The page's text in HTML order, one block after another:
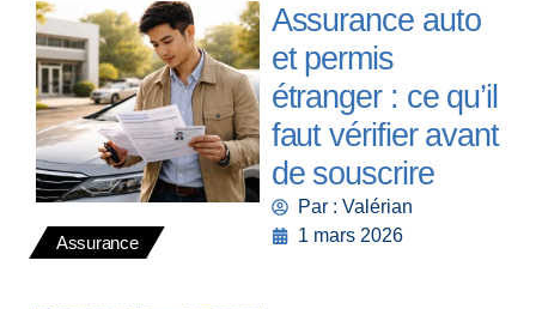
Assurance
Assurance auto
et permis
étranger : ce qu’il
faut vérifier avant
de souscrire
Par : Valérian
1 mars 2026